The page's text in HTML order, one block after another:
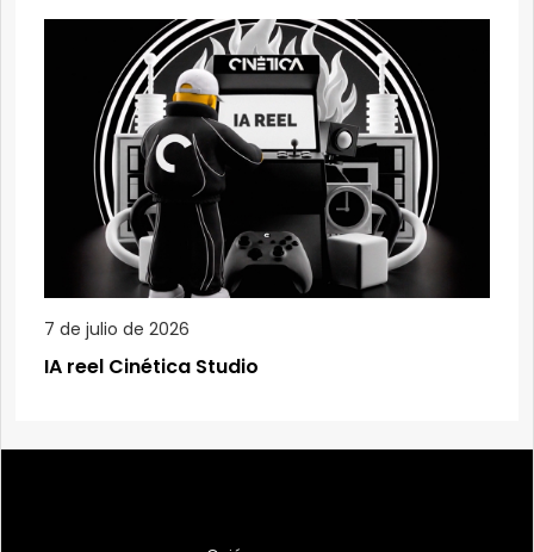
7 de julio de 2026
IA reel Cinética Studio